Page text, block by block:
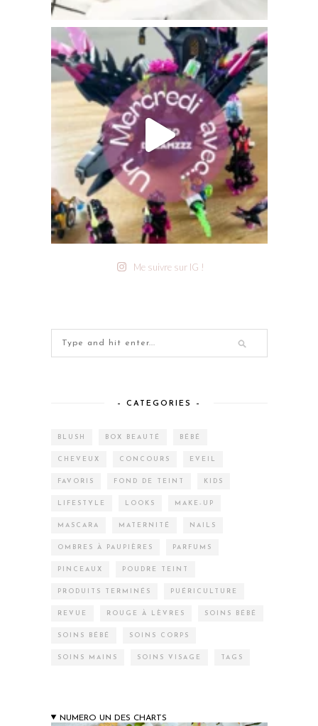
Me suivre sur IG !
– CATEGORIES –
BLUSH BOX BEAUTÉ BÉBÉ
CHEVEUX CONCOURS EVEIL
FAVORIS FOND DE TEINT KIDS
LIFESTYLE LOOKS MAKE-UP
MASCARA MATERNITÉ NAILS
OMBRES À PAUPIÈRES PARFUMS
PINCEAUX POUDRE TEINT
PRODUITS TERMINÉS PUÉRICULTURE
REVUE ROUGE À LÈVRES SOINS BÉBÉ
SOINS BÉBÉ SOINS CORPS
SOINS MAINS SOINS VISAGE TAGS
NUMERO UN DES CHARTS